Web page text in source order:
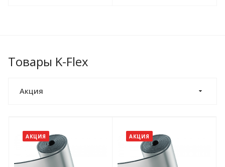
Товары K-Flex
Акция
АКЦИЯ АКЦИЯ